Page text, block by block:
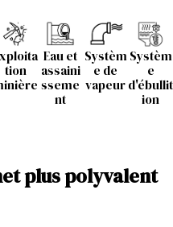
tion
Eau et
assaini
sseme
nt
Systèm
e de
vapeur
Systèm
e
d'ébullit
ion
plus polyvalent